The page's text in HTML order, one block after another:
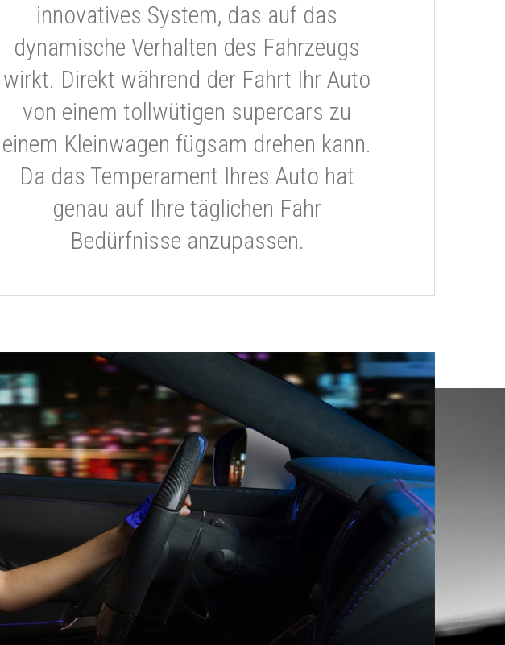
innovatives System, das auf das
dynamische Verhalten des Fahrzeugs
wirkt. Direkt während der Fahrt Ihr Auto
von einem tollwütigen supercars zu
einem Kleinwagen fügsam drehen kann.
Da das Temperament Ihres Auto hat
genau auf Ihre täglichen Fahr
Bedürfnisse anzupassen.